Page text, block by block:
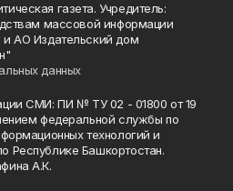
газета. Учредитель:
массовой информации
и АО Издательский дом
данных
СМИ: ПИ № ТУ 02 - 01800 от 19
федеральной службы по
технологий и
Республике Башкортостан.
А.К.